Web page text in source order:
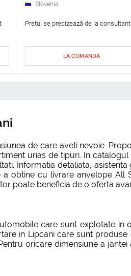
Slovenia
Prețul se precizează de la consultant
LA COMANDA
de care aveti nevoie.
urias de tipuri. In
Informatia detaliata,
obtine cu livrare anvelope All
poate beneficia de o oferta
care sunt explotate
in Lipcani care sunt
oricare dimensiune a